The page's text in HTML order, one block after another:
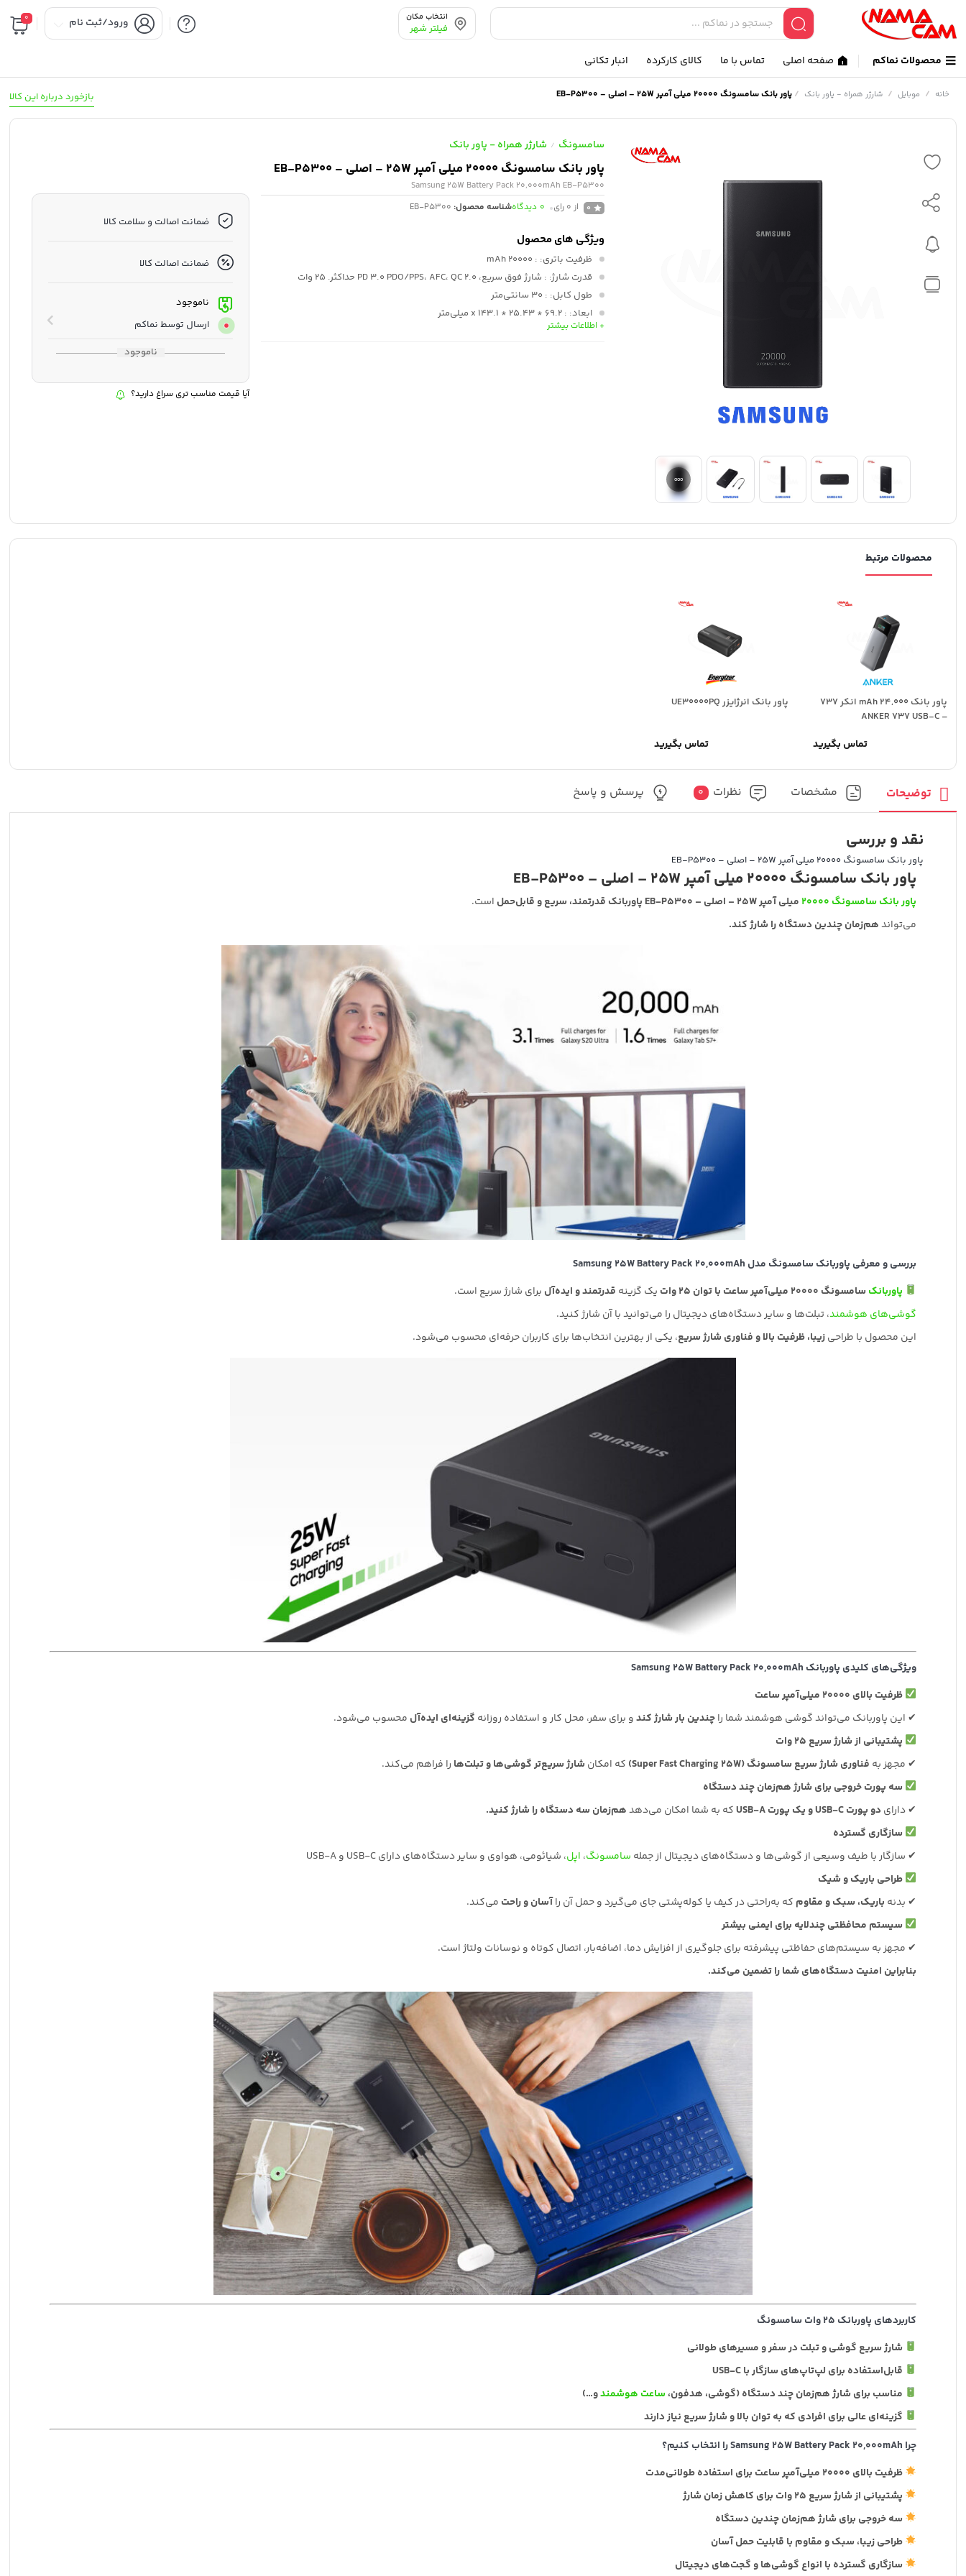
انتخاب مکان
فیلتر شهر ورود/ثبت نام 0
محصولات نماکم صفحه اصلی تماس با ما کالای کارکرده انبار تکانی
بازخورد درباره این کالا خانه / موبایل / شارژر همراه - پاور بانک /پاور بانک سامسونگ 20000 میلی آمپر 25W – اصلی – EB-P5300
سامسونگ / شارژر همراه - پاور بانک
پاور بانک سامسونگ 20000 میلی آمپر 25W – اصلی – EB-P5300
Samsung 25W Battery Pack 20,000mAh EB-P5300
0 از 0 رای 0 دیدگاهشناسه محصول: EB-P5300
ویژگی های محصول
ظرفیت باتری: : 20000 mAh
قدرت شارژ: : شارژ فوق سریع، PD 3.0 PDO/PPS، AFC، QC 2.0 حداکثر. 25 وات
طول کابل: : 30 سانتی‌متر
ابعاد: : 69.2 * x 143.1 * 25.43 میلی‌متر
وزن: : 392 g
+ اطلاعات بیشتر
ضمانت اصالت و سلامت کالا
ضمانت اصالت کالا
ناموجود
ارسال توسط نماکم
ناموجود
آیا قیمت مناسب تری سراغ دارید؟
محصولات مرتبط
پاور بانک 24,000 mAh انکر 737
– ANKER 737 USB-C
تماس بگیرید
پاور بانک انرژایزر UE30000PQ
تماس بگیرید
توضیحات مشخصات نظرات 0 پرسش و پاسخ
نقد و بررسی
پاور بانک سامسونگ 20000 میلی آمپر 25W – اصلی – EB-P5300
پاور بانک سامسونگ 20000 میلی آمپر 25W – اصلی – EB-P5300
پاور بانک سامسونگ 20000 میلی آمپر 25W – اصلی – EB-P5300 پاوربانک قدرتمند، سریع و قابل‌حمل
است.
می‌تواندهم‌زمان چندین دستگاه را شارژ کند.
بررسی و معرفی پاوربانک سامسونگ مدل Samsung 25W Battery Pack 20,000mAh
پاوربانک سامسونگ ۲۰۰۰۰ میلی‌آمپر ساعت با توان ۲۵ وات یک گزینه قدرتمند و ایده‌آل برای شارژ سریع است.
گوشی‌های هوشمند، تبلت‌ها و سایر دستگاه‌های دیجیتال را می‌توانید با آن شارژ کنید.
این محصول با طراحیزیبا، ظرفیت بالا و فناوری شارژ سریع، یکی از بهترین انتخاب‌ها برای کاربران حرفه‌ای محسوب می‌شود.
ویژگی‌های کلیدی پاوربانک Samsung 25W Battery Pack 20,000mAh
ظرفیت بالای ۲۰۰۰۰ میلی‌آمپر ساعت
✔ این پاوربانک می‌تواند گوشی هوشمند شما راچندین بار شارژ کندو برای سفر، محل کار و استفاده روزانه گزینه‌ای ایده‌آل محسوب می‌شود.
پشتیبانی از شارژ سریع ۲۵ وات
✔ مجهز به فناوری شارژ سریع سامسونگ (Super Fast Charging 25W) که امکان شارژ سریع‌تر گوشی‌ها و تبلت‌ها را فراهم می‌کند.
سه پورت خروجی برای شارژ هم‌زمان چند دستگاه
✔ دارای دو پورت USB-C و یک پورت USB-A که به شما امکان می‌دهدهم‌زمان سه دستگاه را شارژ کنید.
سازگاری گسترده
✔ سازگار با طیف وسیعی از گوشی‌ها و دستگاه‌های دیجیتال از جمله سامسونگ، اپل، شیائومی، هواوی و سایر دستگاه‌های دارای USB-C و USB-A
طراحی باریک و شیک
✔ بدنه باریک، سبک و مقاوم که به‌راحتی در کیف یا کوله‌پشتی جای می‌گیرد و حمل آن راآسان و راحت می‌کند.
سیستم محافظتی چندلایه برای ایمنی بیشتر
✔ مجهز به سیستم‌های حفاظتی پیشرفته برای جلوگیری از افزایش دما، اضافه‌بار، اتصال کوتاه و نوسانات ولتاژ است.
بنابراین امنیت دستگاه‌های شما را تضمین می‌کند.
کاربردهای پاوربانک ۲۵ وات سامسونگ
شارژ سریع گوشی و تبلت در سفر و مسیرهای طولانی
قابل‌استفاده برای لپ‌تاپ‌های سازگار با USB-C
مناسب برای شارژ هم‌زمان چند دستگاه (گوشی، هدفون،ساعت هوشمندو…)
گزینه‌ای عالی برای افرادی که به توان بالا و شارژ سریع نیاز دارند
چرا Samsung 25W Battery Pack 20,000mAh را انتخاب کنیم؟
ظرفیت بالای ۲۰۰۰۰ میلی‌آمپر ساعت برای استفاده طولانی‌مدت
پشتیبانی از شارژ سریع ۲۵ وات برای کاهش زمان شارژ
سه خروجی برای شارژ هم‌زمان چندین دستگاه
طراحی زیبا، سبک و مقاوم با قابلیت حمل آسان
سازگاری گسترده با انواع گوشی‌ها و گجت‌های دیجیتال